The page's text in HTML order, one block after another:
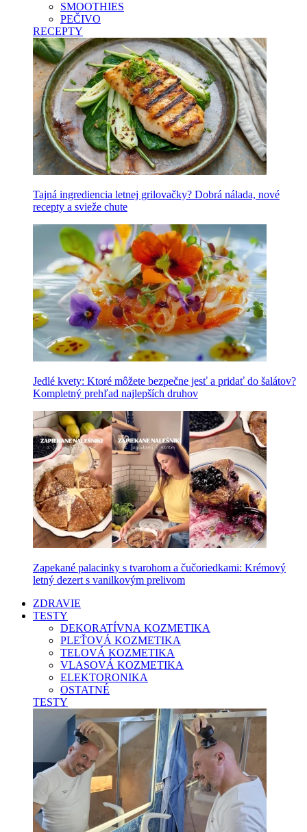
SMOOTHIES
PEČIVO
RECEPTY
Tajná ingrediencia letnej grilovačky? Dobrá nálada, nové
recepty a svieže chute
Jedlé kvety: Ktoré môžete bezpečne jesť a pridať do šalátov?
Kompletný prehľad najlepších druhov
Zapekané palacinky s tvarohom a čučoriedkami: Krémový
letný dezert s vanilkovým prelivom
ZDRAVIE
TESTY
DEKORATÍVNA KOZMETIKA
PLEŤOVÁ KOZMETIKA
TELOVÁ KOZMETIKA
VLASOVÁ KOZMETIKA
ELEKTORONIKA
OSTATNÉ
TESTY